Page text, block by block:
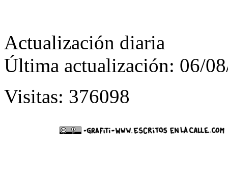
Actualización diaria
Última actualización: 06/
Visitas: 376098